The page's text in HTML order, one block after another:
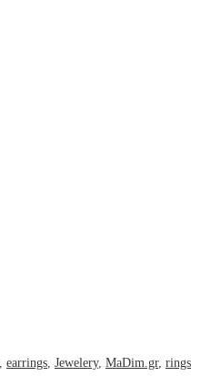
earrings Jewelery, MaDim.gr, rings